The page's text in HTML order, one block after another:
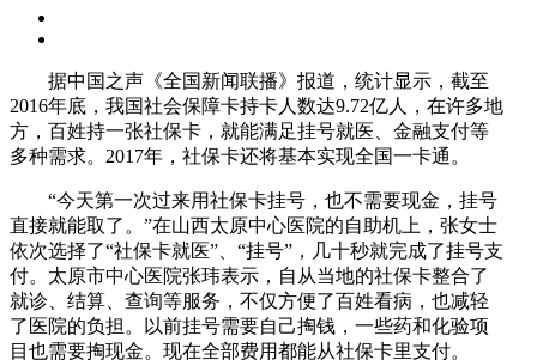
据中国之声《全国新闻联播》报道，统计显示，截至
2016年底，我国社会保障卡持卡人数达9.72亿人，在许多地
方，百姓持一张社保卡，就能满足挂号就医、金融支付等
多种需求。2017年，社保卡还将基本实现全国一卡通。
“今天第一次过来用社保卡挂号，也不需要现金，挂号
直接就能取了。”在山西太原中心医院的自助机上，张女士
依次选择了“社保卡就医”、“挂号”，几十秒就完成了挂号支
付。太原市中心医院张玮表示，自从当地的社保卡整合了
就诊、结算、查询等服务，不仅方便了百姓看病，也减轻
了医院的负担。以前挂号需要自己掏钱，一些药和化验项
目也需要掏现金。现在全部费用都能从社保卡里支付。